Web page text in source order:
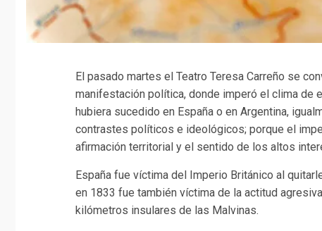
El pasado martes el Teatro Teresa Carreño se
manifestación política, donde imperó el clima de
hubiera sucedido en España o en Argentina,
contrastes políticos e ideológicos; porque el
afirmación territorial y el sentido de los altos
España fue víctima del Imperio Británico al
en 1833 fue también víctima de la actitud
kilómetros insulares de las Malvinas.